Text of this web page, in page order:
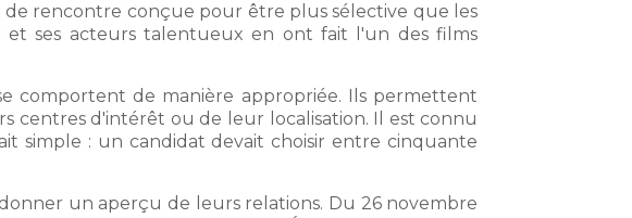
rencontre conçue pour être plus sélective que les
et ses acteurs talentueux en ont fait l'un des films
comportent de manière appropriée. Ils permettent
centres d'intérêt ou de leur localisation. Il est connu
simple : un candidat devait choisir entre cinquante
un aperçu de leurs relations. Du 26 novembre